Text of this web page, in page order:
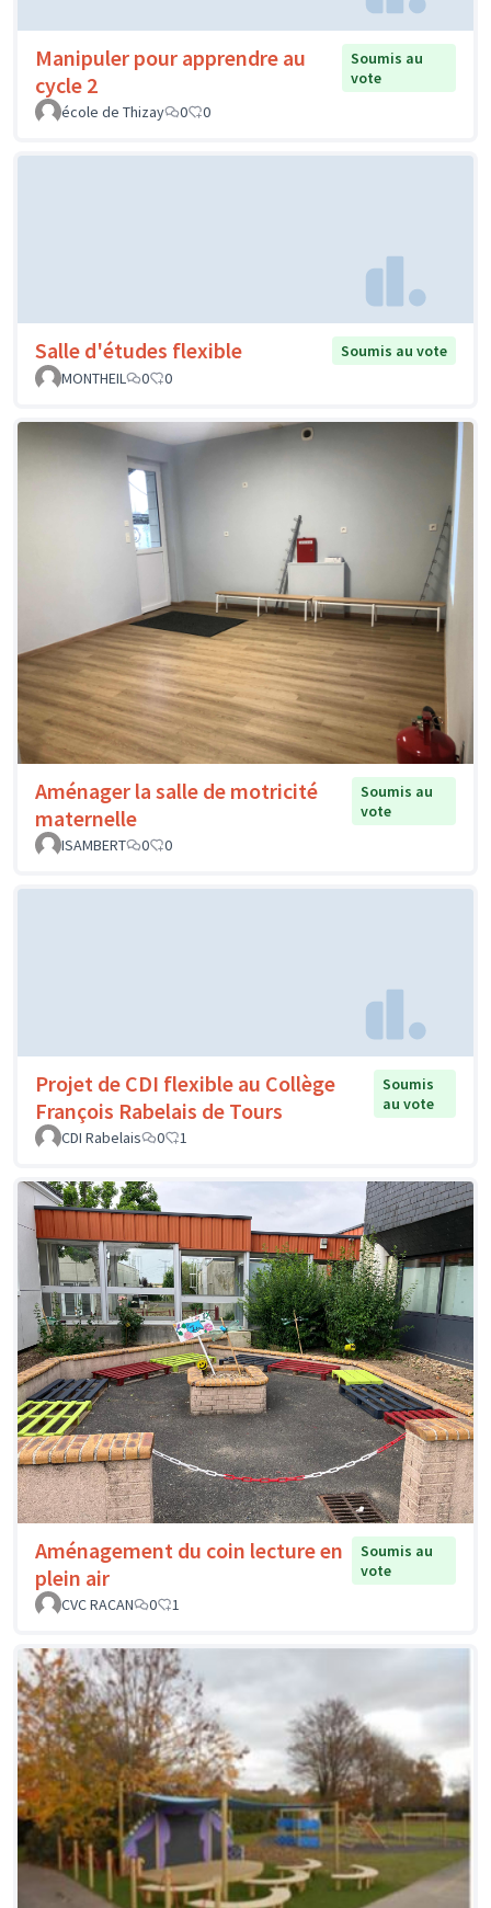
Manipuler pour apprendre au
cycle 2
Soumis au
vote
école de Thizay
0 0
Salle d'études flexible
Soumis au vote
MONTHEIL
0 0
Aménager la salle de motricité
maternelle
Soumis au
vote
ISAMBERT
0 0
Projet de CDI flexible au Collège
François Rabelais de Tours
Soumis
au vote
CDI Rabelais
0 1
Aménagement du coin lecture en
plein air
Soumis au
vote
CVC RACAN
0 1